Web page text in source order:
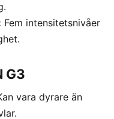
Fem intensitetsnivåer
G3
vara dyrare än